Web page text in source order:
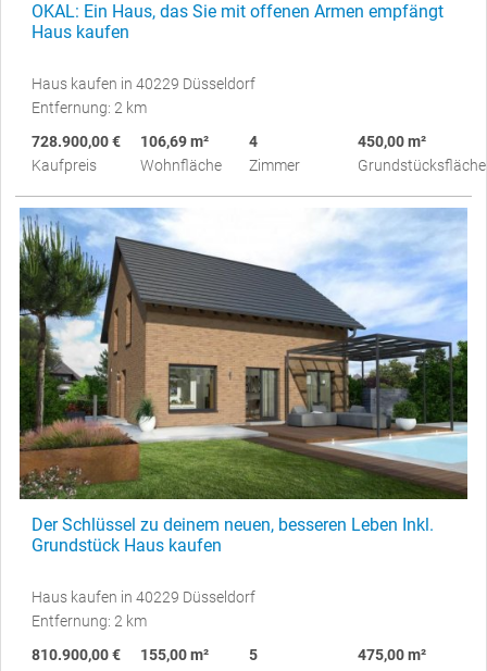
OKAL: Ein Haus, das Sie mit offenen Armen empfängt
Haus kaufen
Haus kaufen in 40229 Düsseldorf
Entfernung: 2 km
728.900,00 €
Kaufpreis
106,69 m²
Wohnfläche
4
Zimmer
450,00 m²
Grundstücksfläche
Der Schlüssel zu deinem neuen, besseren Leben Inkl.
Grundstück Haus kaufen
Haus kaufen in 40229 Düsseldorf
Entfernung: 2 km
810.900,00 €
155,00 m²
5
475,00 m²